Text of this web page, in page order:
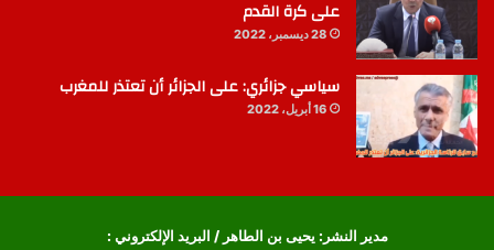
على كرة القدم
28 ديسمبر، 2022
سياسي جزائري: على الجزائر أن تعتذر للمغرب
16 أبريل، 2022
مدير النشر: يحيى بن الطاهر / البريد الإلكتروني :